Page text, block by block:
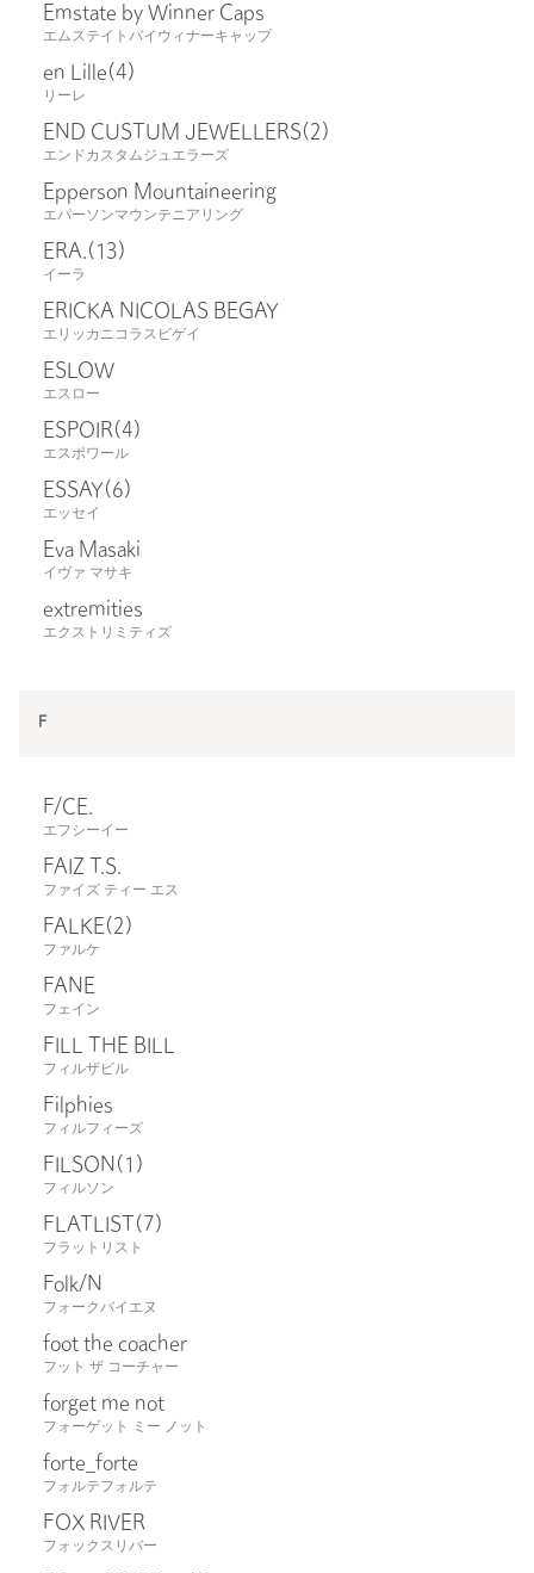
Emstate by Winner Caps
エムステイトバイウィナーキャップ
en Lille(4)
リーレ
END CUSTUM JEWELLERS(2)
エンドカスタムジュエラーズ
Epperson Mountaineering
エパーソンマウンテニアリング
ERA.(13)
イーラ
ERICKA NICOLAS BEGAY
エリッカニコラスビゲイ
ESLOW
エスロー
ESPOIR(4)
エスポワール
ESSAY (6)
エッセイ
Eva Masaki
イヴァ マサキ
extremities
エクストリミティズ
F
F/CE.
エフシーイー
FAIZ T.S.
ファイズ ティー エス
FALKE(2)
ファルケ
FANE
フェイン
FILL THE BILL
フィルザビル
Filphies
フィルフィーズ
FILSON (1)
フィルソン
FLATLIST (7)
フラットリスト
Folk/N
フォークバイエヌ
foot the coacher
フット ザ コーチャー
forget me not
フォーゲット ミー ノット
forte_forte
フォルテフォルテ
FOX RIVER
フォックスリバー